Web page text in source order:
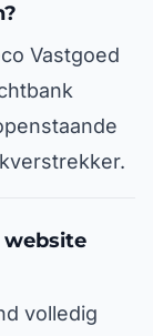
Vastgoed
website
volledig